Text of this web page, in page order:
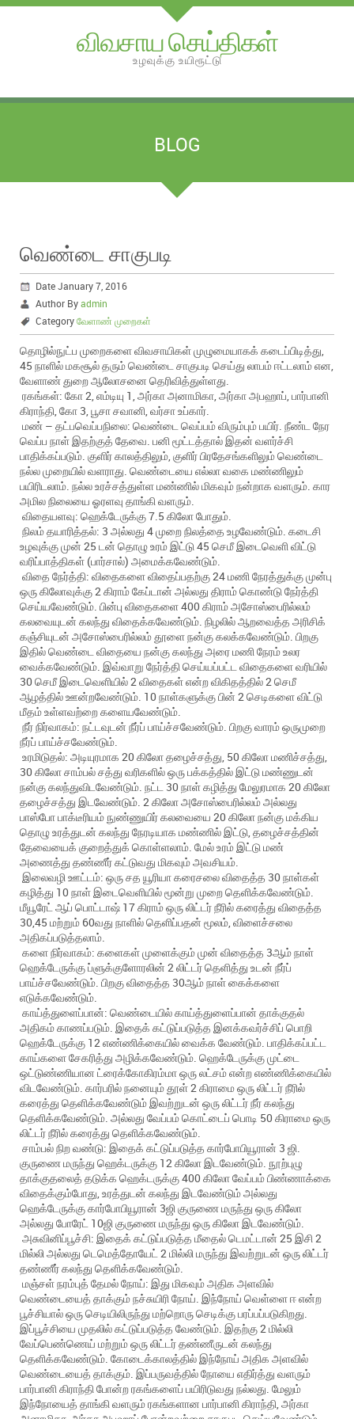
விவசாய செய்திகள்
உழவுக்கு உயிரூட்டு
BLOG
வெண்டை சாகுபடி
Date January 7, 2016
Author Byadmin
Categoryவேளாண் முறைகள்
தொழில்நுட்ப முறைகளை விவசாயிகள் முழுமையாகக் கடைப்பிடித்து,
45 நாளில் மகசூல் தரும் வெண்டை சாகுபடி செய்து லாபம் ஈட்டலாம் என,
வேளாண் துறை ஆலோசனை தெரிவித்துள்ளது.
ரகங்கள்: கோ 2, எம்டியு 1, அர்கா அனாமிகா, அர்கா அபஹாப், பார்பானி
கிராந்தி, கோ 3, பூசா சவானி, வர்சா உப்கார்.
மண் – தட்பவெப்பநிலை: வெண்டை வெப்பம் விரும்பும் பயிர். நீண்ட நேர
வெப்ப நாள் இதற்குத் தேவை. பனி மூட்டத்தால் இதன் வளர்ச்சி
பாதிக்கப்படும். குளிர் காலத்திலும், குளிர் பிரதேசங்களிலும் வெண்டை
நல்ல முறையில் வளராது. வெண்டையை எல்லா வகை மண்ணிலும்
பயிரிடலாம். நல்ல உரச்சத்துள்ள மண்ணில் மிகவும் நன்றாக வளரும். கார
அமில நிலையை ஓரளவு தாங்கி வளரும்.
விதையளவு: ஹெக்டேருக்கு 7.5 கிலோ போதும்.
நிலம் தயாரித்தல்: 3 அல்லது 4 முறை நிலத்தை உழவேண்டும். கடைசி
உழவுக்கு முன் 25 டன் தொழு உரம் இட்டு 45 செமீ இடைவெளி விட்டு
வரிப்பாத்திகள் (பார்சால்) அமைக்கவேண்டும்.
விதை நேர்த்தி: விதைகளை விதைப்பதற்கு 24 மணி நேரத்துக்கு முன்பு
ஒரு கிலோவுக்கு 2 கிராம் கேப்டான் அல்லது திராம் கொண்டு நேர்த்தி
செய்யவேண்டும். பின்பு விதைகளை 400 கிராம் அசோஸ்பைரில்லம்
கலவையுடன் கலந்து விதைக்கவேண்டும். நிழலில் ஆறவைத்த அரிசிக்
கஞ்சியுடன் அசோஸ்பைரில்லம் தூளை நன்கு கலக்கவேண்டும். பிறகு
இதில் வெண்டை விதையை நன்கு கலந்து அரை மணி நேரம் உலர
வைக்கவேண்டும். இவ்வாறு நேர்த்தி செய்யப்பட்ட விதைகளை வரியில்
30 செமீ இடைவெளியில் 2 விதைகள் என்ற விகிதத்தில் 2 செமீ
ஆழத்தில் ஊன்றவேண்டும். 10 நாள்களுக்கு பின் 2 செடிகளை விட்டு
மீதம் உள்ளவற்றை களையவேண்டும்.
நீர் நிர்வாகம்: நட்டவுடன் நீர்ப் பாய்ச்சவேண்டும். பிறகு வாரம் ஒருமுறை
நீர்ப் பாய்ச்சவேண்டும்.
உரமிடுதல்: அடியுரமாக 20 கிலோ தழைச்சத்து, 50 கிலோ மணிச்சத்து,
30 கிலோ சாம்பல் சத்து வரிகளில் ஒரு பக்கத்தில் இட்டு மண்ணுடன்
நன்கு கலந்துவிடவேண்டும். நட்ட 30 நாள் கழித்து மேலுரமாக 20 கிலோ
தழைச்சத்து இடவேண்டும். 2 கிலோ அசோஸ்பைரில்லம் அல்லது
பாஸ்போ பாக்டீரியம் நுண்ணுயிர் கலவையை 20 கிலோ நன்கு மக்கிய
தொழு உரத்துடன் கலந்து நேரடியாக மண்ணில் இட்டு, தழைச்சத்தின்
தேவையைக் குறைத்துக் கொள்ளலாம். மேல் உரம் இட்டு மண்
அணைத்து தண்ணீர் கட்டுவது மிகவும் அவசியம்.
இலைவழி ஊட்டம்: ஒரு சத யூரியா கரைசலை விதைத்த 30 நாள்கள்
கழித்து 10 நாள் இடைவெளியில் மூன்று முறை தெளிக்கவேண்டும்.
மீயூரேட் ஆப் பொட்டாஷ் 17 கிராம் ஒரு லிட்டர் நீரில் கரைத்து விதைத்த
30,45 மற்றும் 60வது நாளில் தெளிப்பதன் மூலம், விளைச்சலை
அதிகப்படுத்தலாம்.
களை நிர்வாகம்: களைகள் முளைக்கும் முன் விதைத்த 3ஆம் நாள்
ஹெக்டேருக்கு ப்ளுக்குளோரலின் 2 லிட்டர் தெளித்து உடன் நீர்ப்
பாய்ச்சவேண்டும். பிறகு விதைத்த 30ஆம் நாள் கைக்களை
எடுக்கவேண்டும்.
காய்த்துளைப்பான்: வெண்டையில் காய்த்துளைப்பான் தாக்குதல்
அதிகம் காணப்படும். இதைக் கட்டுப்படுத்த இனக்கவர்ச்சிப் பொறி
ஹெக்டேருக்கு 12 எண்ணிக்கையில் வைக்க வேண்டும். பாதிக்கப்பட்ட
காய்களை சேகரித்து அழிக்கவேண்டும். ஹெக்டேருக்கு முட்டை
ஒட்டுண்ணியான ட்ரைக்கோகிரம்மா ஒரு லட்சம் என்ற எண்ணிக்கையில்
விடவேண்டும். கார்பரில் நனையும் தூள் 2 கிராமை ஒரு லிட்டர் நீரில்
கரைத்து தெளிக்கவேண்டும் இவற்றுடன் ஒரு லிட்டர் நீர் கலந்து
தெளிக்கவேண்டும். அல்லது வேப்பம் கொட்டைப் பொடி 50 கிராமை ஒரு
லிட்டர் நீரில் கரைத்து தெளிக்கவேண்டும்.
சாம்பல் நிற வண்டு: இதைக் கட்டுப்படுத்த கார்போபியூரான் 3 ஜி.
குருணை மருந்து ஹெக்டருக்கு 12 கிலோ இடவேண்டும். நூற்புழு
தாக்குதலைத் தடுக்க ஹெக்டருக்கு 400 கிலோ வேப்பம் பிண்ணாக்கை
விதைக்கும்போது, உரத்துடன் கலந்து இடவேண்டும் அல்லது
ஹெக்டேருக்கு கார்போபியூரான் 3ஜி குருணை மருந்து ஒரு கிலோ
அல்லது போரேட் 10ஜி குருணை மருந்து ஒரு கிலோ இடவேண்டும்.
அசுவினிப்பூச்சி: இதைக் கட்டுப்படுத்த மீதைல் டெமட்டான் 25 இசி 2
மில்லி அல்லது டெமெத்தோயேட் 2 மில்லி மருந்து இவற்றுடன் ஒரு லிட்டர்
தண்ணீர் கலந்து தெளிக்கவேண்டும்.
மஞ்சள் நரம்புத் தேமல் நோய்: இது மிகவும் அதிக அளவில்
வெண்டையைத் தாக்கும் நச்சுயிரி நோய். இந்நோய் வெள்ளை ஈ என்ற
பூச்சியால் ஒரு செடியிலிருந்து மற்றொரு செடிக்கு பரப்பப்படுகிறது.
இப்பூச்சியை முதலில் கட்டுப்படுத்த வேண்டும். இதற்கு 2 மில்லி
வேப்பெண்ணெய் மற்றும் ஒரு லிட்டர் தண்ணீருடன் கலந்து
தெளிக்கவேண்டும். கோடைக்காலத்தில் இந்நோய் அதிக அளவில்
வெண்டையைத் தாக்கும். இப்பருவத்தில் நோயை எதிர்த்து வளரும்
பார்பானி கிராந்தி போன்ற ரகங்களைப் பயிரிடுவது நல்லது. மேலும்
இந்நோயைத் தாங்கி வளரும் ரகங்களான பார்பானி கிராந்தி, அர்கா